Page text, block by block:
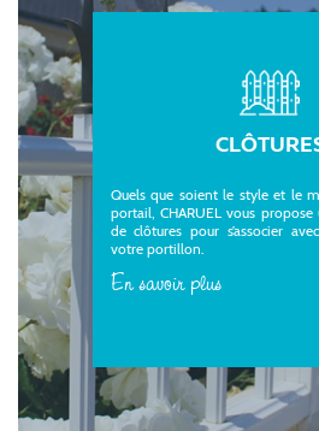
Quels que soient le style et le
portail, CHARUEL vous
de clôtures pour s’associer
votre portillon.
En savoir plus